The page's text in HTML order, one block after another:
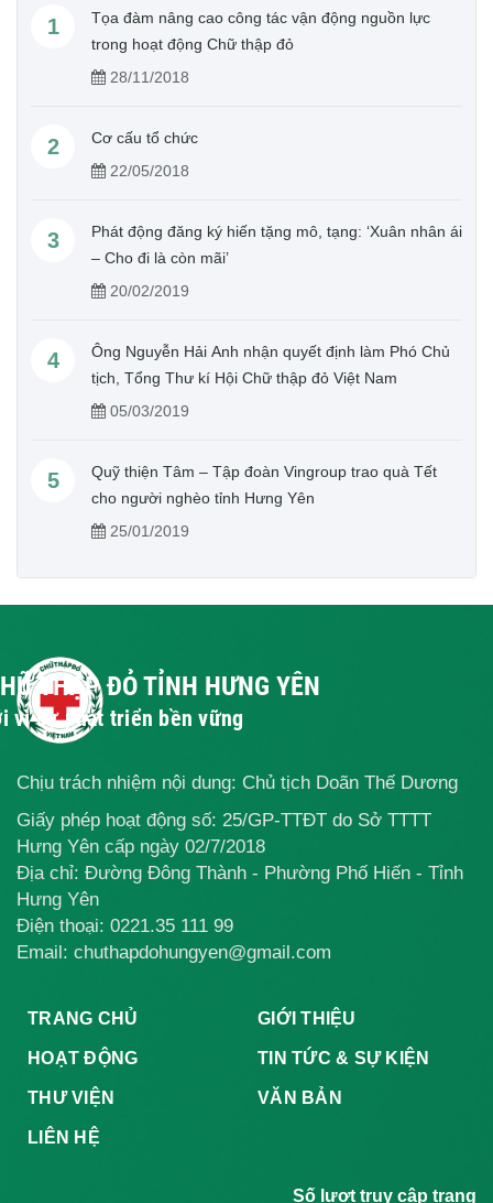
1
Tọa đàm nâng cao công tác vận động nguồn lực
trong hoạt động Chữ thập đỏ
28/11/2018
2
Cơ cấu tổ chức
22/05/2018
3
Phát động đăng ký hiến tặng mô, tạng: ‘Xuân nhân ái
– Cho đi là còn mãi’
20/02/2019
4
Ông Nguyễn Hải Anh nhận quyết định làm Phó Chủ
tịch, Tổng Thư kí Hội Chữ thập đỏ Việt Nam
05/03/2019
5
Quỹ thiện Tâm – Tập đoàn Vingroup trao quà Tết
cho người nghèo tỉnh Hưng Yên
25/01/2019
THẬP ĐỎ TỈNH HƯNG YÊN
vì sự phát triển bền vững
Chịu trách nhiệm nội dung: Chủ tịch Doãn Thế Dương
Giấy phép hoạt động số: 25/GP-TTĐT do Sở TTTT
Hưng Yên cấp ngày 02/7/2018
Địa chỉ: Đường Đông Thành - Phường Phố Hiến - Tỉnh
Hưng Yên
Điện thoại: 0221.35 111 99
Email: chuthapdohungyen@gmail.com
TRANG CHỦ GIỚI THIỆU
HOẠT ĐỘNG TIN TỨC & SỰ KIỆN
THƯ VIỆN VĂN BẢN
LIÊN HỆ
Số lượt truy cập trang